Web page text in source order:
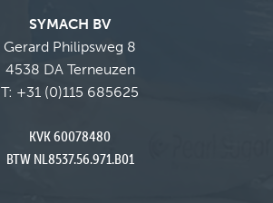
SYMACH BV
Gerard Philipsweg 8
4538 DA Terneuzen
T: +31 (0)115 685625
KVK 60078480
BTW NL8537.56.971.B01